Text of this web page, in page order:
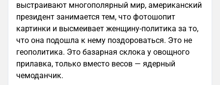
выстраивают многополярный мир, американский
президент занимается тем, что фотошопит
картинки и высмеивает женщину-политика за то,
что она подошла к нему поздороваться. Это не
геополитика. Это базарная склока у овощного
прилавка, только вместо весов — ядерный
чемоданчик.